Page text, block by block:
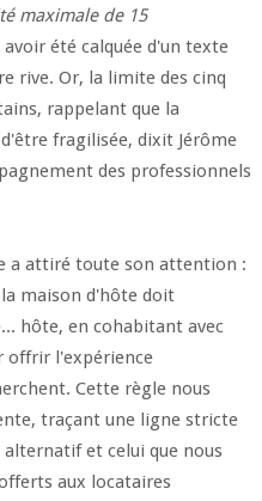
maximale de 15
été calquée d'un texte
rive. Or, la limite des cinq
rappelant que la
fragilisée, dixit Jérôme
des professionnels
a attiré toute son attention :
maison d'hôte doit
hôte, en cohabitant avec
offrir l'expérience
Cette règle nous
traçant une ligne stricte
et celui que nous
aux locataires